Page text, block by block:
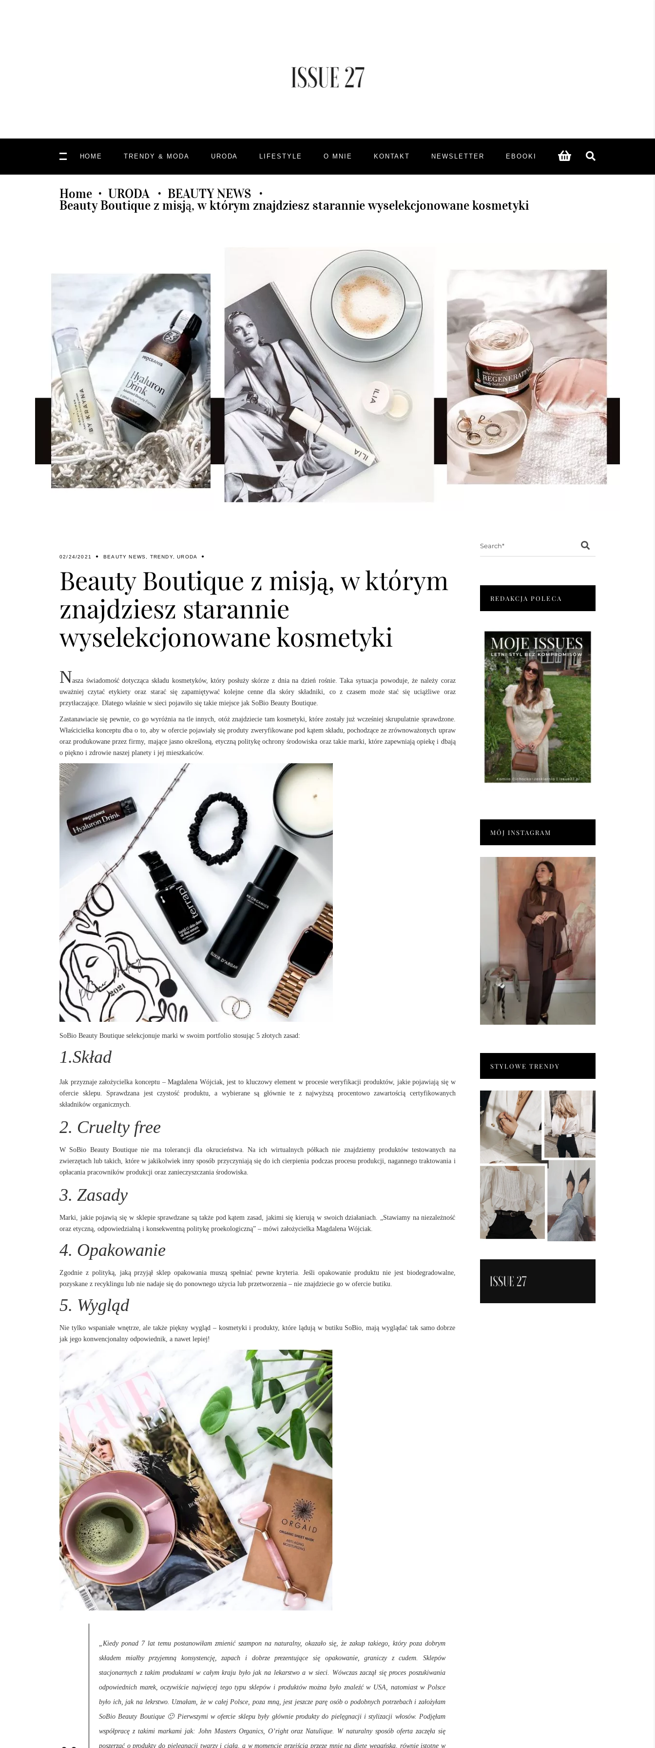
HOME TRENDY & MODA URODA LIFESTYLE O MNIE KONTAKT NEWSLETTER EBOOKI
Home • URODA • BEAUTY NEWS •
Beauty Boutique z misją, w którym znajdziesz starannie wyselekcjonowane kosmetyki
02/24/2021 BEAUTY NEWS TRENDY,URODA
Beauty Boutique z misją, w którym
znajdziesz starannie
wyselekcjonowane kosmetyki
Nasza świadomość dotycząca składu kosmetyków, który posłuży skórze z dnia na dzień rośnie. Taka sytuacja powoduje, że należy coraz
uważniej czytać etykiety oraz starać się zapamiętywać kolejne cenne dla skóry składniki, co z czasem może stać się uciążliwe oraz
przytłaczające. Dlatego właśnie w sieci pojawiło się takie miejsce jak SoBio Beauty Boutique.
Zastanawiacie się pewnie, co go wyróżnia na tle innych, otóż znajdziecie tam kosmetyki, które zostały już wcześniej skrupulatnie sprawdzone.
Właścicielka konceptu dba o to, aby w ofercie pojawiały się produty zweryfikowane pod kątem składu, pochodzące ze zrównoważonych upraw
oraz produkowane przez firmy, mające jasno określoną, etyczną politykę ochrony środowiska oraz takie marki, które zapewniają opiekę i dbają
o piękno i zdrowie naszej planety i jej mieszkańców.
SoBio Beauty Boutique selekcjonuje marki w swoim portfolio stosując 5 złotych zasad:
1.Skład
Jak przyznaje założycielka konceptu – Magdalena Wójciak, jest to kluczowy element w procesie weryfikacji produktów, jakie pojawiają się w
ofercie sklepu. Sprawdzana jest czystość produktu, a wybierane są głównie te z najwyższą procentowo zawartością certyfikowanych
składników organicznych.
2. Cruelty free
W SoBio Beauty Boutiquenie ma tolerancji dla okrucieństwa. Na ich wirtualnych półkach nie znajdziemy produktów testowanych na
zwierzętach lub takich, które w jakikolwiek inny sposób przyczyniają się do ich cierpienia podczas procesu produkcji, nagannego traktowania i
opłacania pracowników produkcji oraz zanieczyszczania środowiska.
3. Zasady
Marki, jakie pojawią się w sklepie sprawdzane są także pod kątem zasad, jakimi się kierują w swoich działaniach. „Stawiamy na niezależność
oraz etyczną, odpowiedzialną i konsekwentną politykę proekologiczną” – mówi założycielka Magdalena Wójciak.
4. Opakowanie
Zgodnie z polityką, jaką przyjął sklep opakowania muszą spełniać pewne kryteria. Jeśli opakowanie produktu nie jest biodegradowalne,
pozyskane z recyklingu lub nie nadaje się do ponownego użycia lub przetworzenia – nie znajdziecie go w ofercie butiku.
5. Wygląd
Nie tylko wspaniałe wnętrze, ale także piękny wygląd – kosmetyki i produkty, które lądują w butiku SoBio, mają wyglądać tak samo dobrze
jak jego konwencjonalny odpowiednik, a nawet lepiej!
„Kiedy ponad 7 lat temu postanowiłam zmienić szampon na naturalny, okazało się, że zakup takiego, który poza dobrym
składem miałby przyjemną konsystencję, zapach i dobrze prezentujące się opakowanie, graniczy z cudem. Sklepów
stacjonarnych z takim produktami w całym kraju było jak na lekarstwo a w sieci. Wówczas zaczął się proces poszukiwania
odpowiednich marek, oczywiście najwięcej tego typu sklepów i produktów można było znaleźć w USA, natomiast w Polsce
było ich, jak na lekrstwo. Uznałam, że w całej Polsce, poza mną, jest jeszcze parę osób o podobnych potrzebach i założyłam
SoBio Beauty Boutique 🙂 Pierwszymi w ofercie sklepu były głównie produkty do pielęgnacji i stylizacji włosów. Podjęłam
współpracę z takimi markami jak: John Masters Organics, O’right oraz Natulique. W naturalny sposób oferta zaczęła się
poszerzać o produkty do pielęgnacji twarzy i ciała, a w momencie przejścia przeze mnie na dietę wegańską, równie istotne w
REDAKCJA POLECA
MÓJ INSTAGRAM
STYLOWE TRENDY